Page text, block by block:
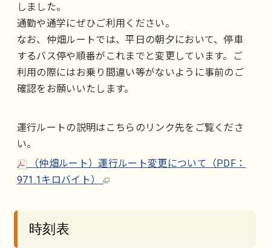
しました。
通勤や通学にぜひご利用ください。
なお、仲畑ルートでは、平日の朝夕において、停車
するバス停や順番がこれまでと変更しています。ご
利用の際にはお乗り間違い等がないように事前のご
確認をお願いいたします。
運行ルートの説明はこちらのリンク先をご覧くださ
い。
（仲畑ルート）運行ルート変更について（PDF：
971.1キロバイト）
時刻表